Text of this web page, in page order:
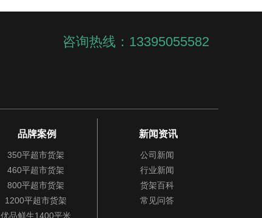
咨询热线：13395055582
品牌案例
350平超市货架
460平超市货架
800平超市货架
1200平超市货架
优品鲜生1400平米
新闻资讯
公司新闻
行业新闻
货架百科
常见问答